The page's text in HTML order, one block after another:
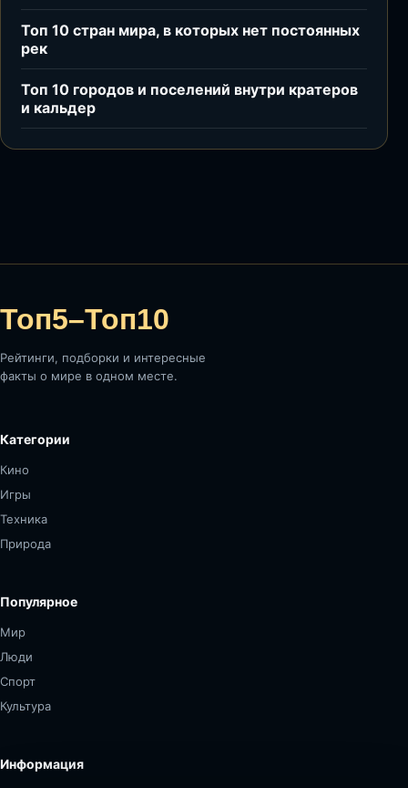
Топ 10 стран мира, в которых нет постоянных
рек
Топ 10 городов и поселений внутри кратеров
и кальдер
Топ5–Топ10
Рейтинги, подборки и интересные
факты о мире в одном месте.
Категории
Кино
Игры
Техника
Природа
Популярное
Мир
Люди
Спорт
Культура
Информация